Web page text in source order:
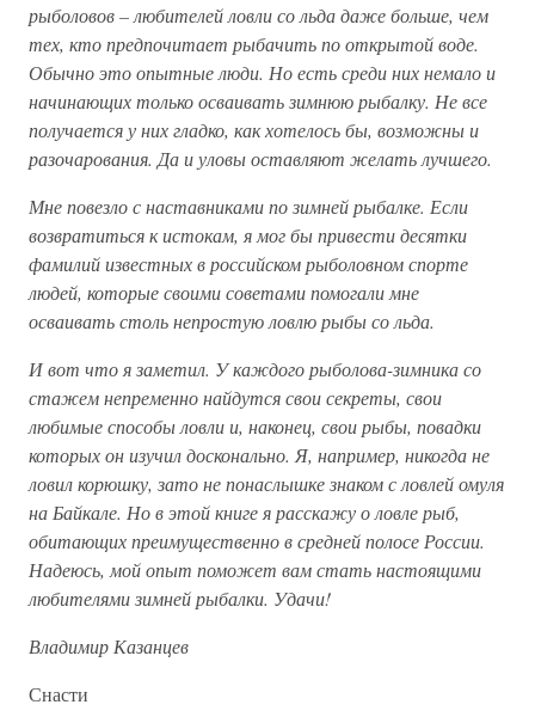
рыболовов – любителей ловли со льда даже больше, чем
тех, кто предпочитает рыбачить по открытой воде.
Обычно это опытные люди. Но есть среди них немало и
начинающих только осваивать зимнюю рыбалку. Не все
получается у них гладко, как хотелось бы, возможны и
разочарования. Да и уловы оставляют желать лучшего.
Мне повезло с наставниками по зимней рыбалке. Если
возвратиться к истокам, я мог бы привести десятки
фамилий известных в российском рыболовном спорте
людей, которые своими советами помогали мне
осваивать столь непростую ловлю рыбы со льда.
И вот что я заметил. У каждого рыболова-зимника со
стажем непременно найдутся свои секреты, свои
любимые способы ловли и, наконец, свои рыбы, повадки
которых он изучил досконально. Я, например, никогда не
ловил корюшку, зато не понаслышке знаком с ловлей омуля
на Байкале. Но в этой книге я расскажу о ловле рыб,
обитающих преимущественно в средней полосе России.
Надеюсь, мой опыт поможет вам стать настоящими
любителями зимней рыбалки. Удачи!
Владимир Казанцев
Снасти